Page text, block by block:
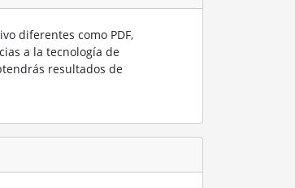
diferentes como PDF,
a la tecnología de
resultados de